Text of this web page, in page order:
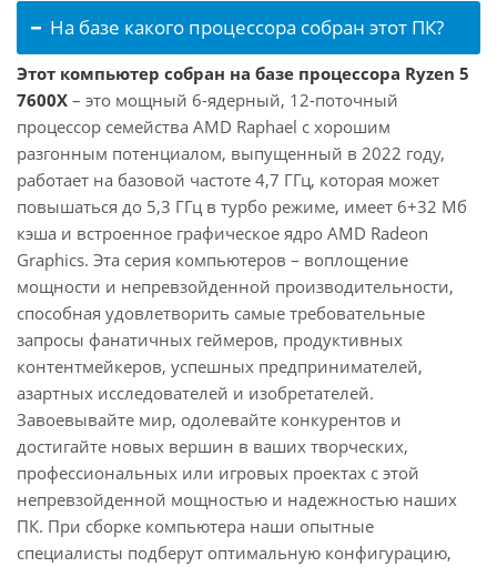
На базе какого процессора собран этот ПК?
Этот компьютер собран на базе процессора Ryzen 5
7600X – это мощный 6-ядерный, 12-поточный
процессор семейства AMD Raphael с хорошим
разгонным потенциалом, выпущенный в 2022 году,
работает на базовой частоте 4,7 ГГц, которая может
повышаться до 5,3 ГГц в турбо режиме, имеет 6+32 Мб
кэша и встроенное графическое ядро AMD Radeon
Graphics. Эта серия компьютеров – воплощение
мощности и непревзойденной производительности,
способная удовлетворить самые требовательные
запросы фанатичных геймеров, продуктивных
контентмейкеров, успешных предпринимателей,
азартных исследователей и изобретателей.
Завоевывайте мир, одолевайте конкурентов и
достигайте новых вершин в ваших творческих,
профессиональных или игровых проектах с этой
непревзойденной мощностью и надежностью наших
ПК. При сборке компьютера наши опытные
специалисты подберут оптимальную конфигурацию,